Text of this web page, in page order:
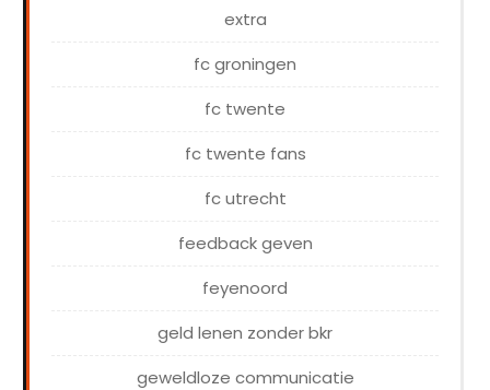
extra
fc groningen
fc twente
fc twente fans
fc utrecht
feedback geven
feyenoord
geld lenen zonder bkr
geweldloze communicatie